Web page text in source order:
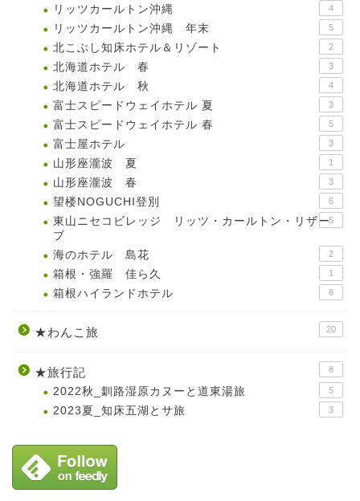
リッツカールトン沖縄 4
リッツカールトン沖縄 年末 5
北こぶし知床ホテル＆リゾート 2
北海道ホテル 春 3
北海道ホテル 秋 4
富士スピードウェイホテル 夏 3
富士スピードウェイホテル 春 5
富士屋ホテル 3
山形座瀧波 夏 1
山形座瀧波 春 3
望楼NOGUCHI登別 6
東山ニセコビレッジ リッツ・カールトン・リザー
ブ
5
海のホテル 島花 2
箱根・強羅 佳ら久 1
箱根ハイランドホテル 6
★わんこ旅 20
★旅行記 8
2022秋_釧路湿原カヌーと道東湯旅 5
2023夏_知床五湖とサ旅 3